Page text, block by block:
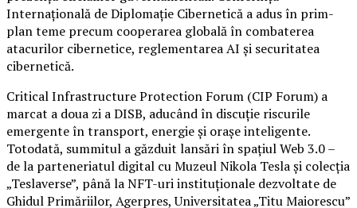
Internațională de Diplomație Cibernetică a adus în prim-
plan teme precum cooperarea globală în combaterea
atacurilor cibernetice, reglementarea AI și securitatea
cibernetică.
Critical Infrastructure Protection Forum (CIP Forum) a
marcat a doua zi a DISB, aducând în discuție riscurile
emergente în transport, energie și orașe inteligente.
Totodată, summitul a găzduit lansări în spațiul Web 3.0 –
de la parteneriatul digital cu Muzeul Nikola Tesla și colecția
„Teslaverse”, până la NFT-uri instituționale dezvoltate de
Ghidul Primăriilor, Agerpres, Universitatea „Titu Maiorescu”